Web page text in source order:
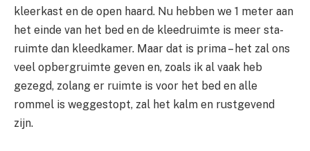
kleerkast en de open haard. Nu hebben we 1 meter aan
het einde van het bed en de kleedruimte is meer sta-
ruimte dan kleedkamer. Maar dat is prima – het zal ons
veel opbergruimte geven en, zoals ik al vaak heb
gezegd, zolang er ruimte is voor het bed en alle
rommel is weggestopt, zal het kalm en rustgevend
zijn.